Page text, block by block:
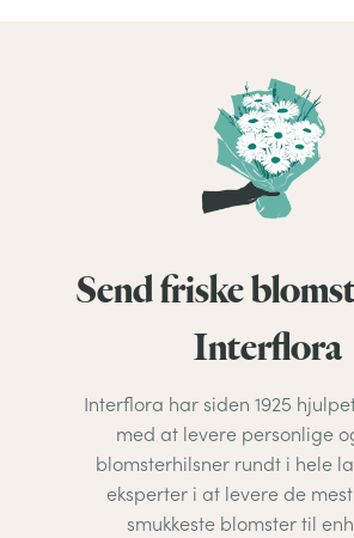
Send friske
Interflora
Interflora har siden 1925
med at levere personlige
blomsterhilsner rundt i hele
eksperter i at levere de
smukkeste blomster til